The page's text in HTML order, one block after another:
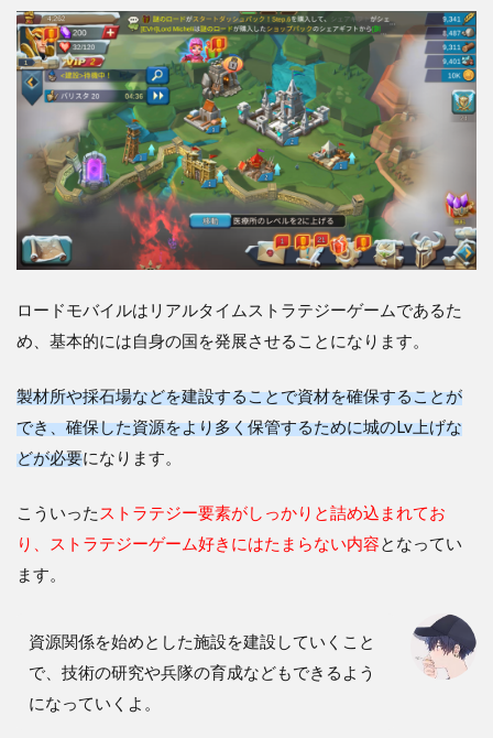
めつ
つエ
リー
トで
勲章
集め
4
【ロ
ード
モバ
イ
ル】
略と
育成
が重
ゲー
ム！
レビ
ュ
ー・
まと
ロードモバイルはリアルタイムストラテジーゲームであるた
め、基本的には自身の国を発展させることになります。
製材所や採石場などを建設することで資材を確保することが
でき、確保した資源をより多く保管するために城のLv上げな
どが必要になります。
こういった ストラテジー要素がしっかりと詰め込まれてお
り、ストラテジーゲーム好きにはたまらない内容となってい
ます。
資源関係を始めとした施設を建設していくこと
で、技術の研究や兵隊の育成などもできるよう
になっていくよ。